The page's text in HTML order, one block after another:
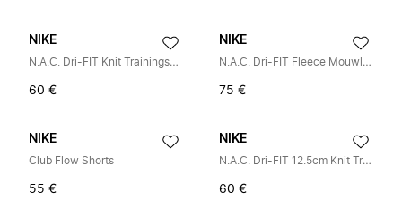
NIKE
N.A.C. Dri-FIT Knit Trainingsshorts
60 €
NIKE
N.A.C. Dri-FIT Fleece Mouwloze Trainingshoodie
75 €
NIKE
Club Flow Shorts
55 €
NIKE
N.A.C. Dri-FIT 12.5cm Knit Trainingsshorts
60 €